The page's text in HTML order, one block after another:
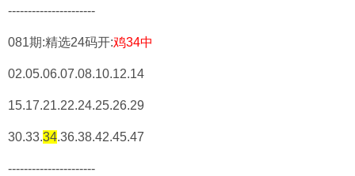
----------------------
081期:精选24码开:鸡34中
02.05.06.07.08.10.12.14
15.17.21.22.24.25.26.29
30.33.34.36.38.42.45.47
----------------------